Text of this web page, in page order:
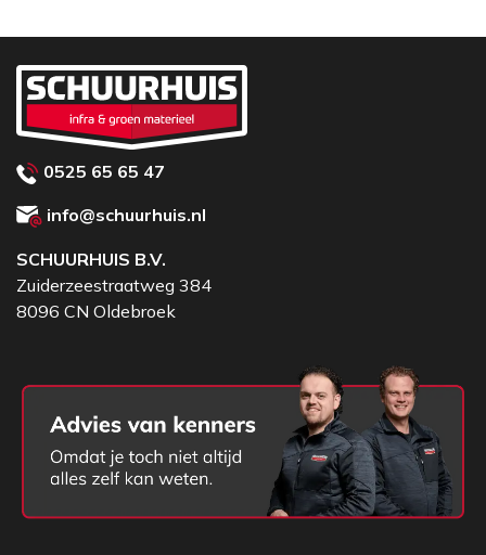
0525 65 65 47
info@schuurhuis.nl
SCHUURHUIS B.V.
Zuiderzeestraatweg 384
8096 CN Oldebroek